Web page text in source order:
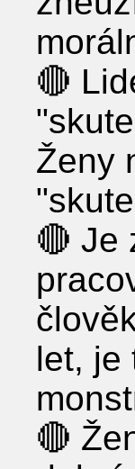
🔴
Ženy
🔴 Je
let, je
🔴